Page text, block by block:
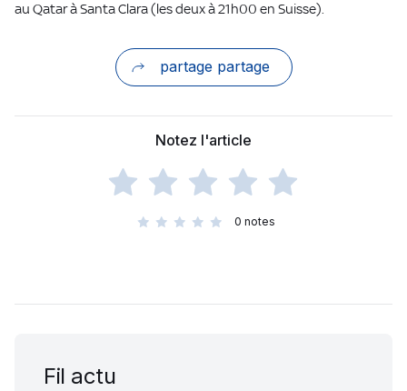
au Qatar à Santa Clara (les deux à 21h00 en Suisse).
partage partage
Notez l'article
0 notes
Fil actu